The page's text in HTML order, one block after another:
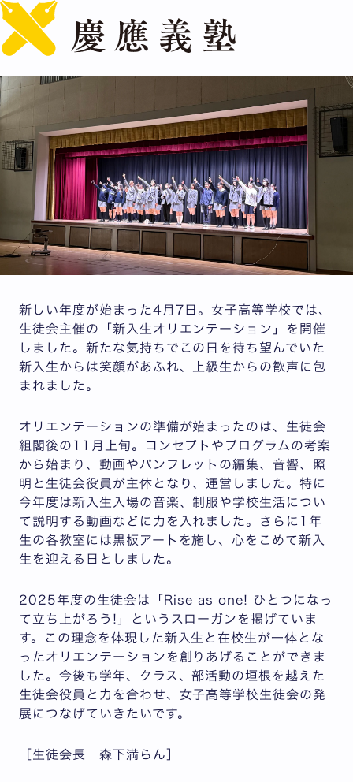
女子高等学校 ──新入生オリエンテーション──
新しい年度が始まった4月7日。女子高等学校では、
生徒会主催の「新入生オリエンテーション」を開催
しました。新たな気持ちでこの日を待ち望んでいた
新入生からは笑顔があふれ、上級生からの歓声に包
まれました。
オリエンテーションの準備が始まったのは、生徒会
組閣後の11月上旬。コンセプトやプログラムの考案
から始まり、動画やパンフレットの編集、音響、照
明と生徒会役員が主体となり、運営しました。特に
今年度は新入生入場の音楽、制服や学校生活につい
て説明する動画などに力を入れました。さらに1年
生の各教室には黒板アートを施し、心をこめて新入
生を迎える日としました。
2025年度の生徒会は「Rise as one! ひとつになっ
て立ち上がろう!」というスローガンを掲げていま
す。この理念を体現した新入生と在校生が一体とな
ったオリエンテーションを創りあげることができま
した。今後も学年、クラス、部活動の垣根を越えた
生徒会役員と力を合わせ、女子高等学校生徒会の発
展につなげていきたいです。
［生徒会長 森下満らん］